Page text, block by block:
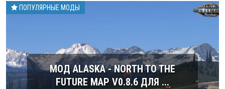
ПОПУЛЯРНЫЕ МОДЫ
МОД ALASKA - NORTH TO THE
FUTURE MAP V0.8.6 ДЛЯ ...